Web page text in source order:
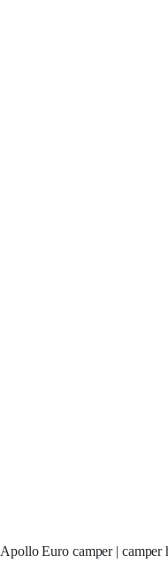
Apollo Euro camper | camper